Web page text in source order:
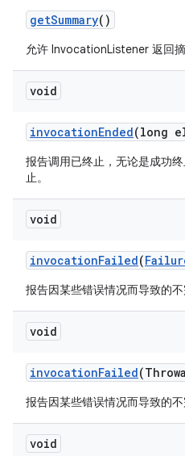
getSummary()
允许 InvocationListener 返回摘
void
invocationEnded(long
报告调用已终止，无论是成功
止。
void
invocationFailed(
报告因某些错误情况而导致的不
void
invocationFailed
报告因某些错误情况而导致的不
void